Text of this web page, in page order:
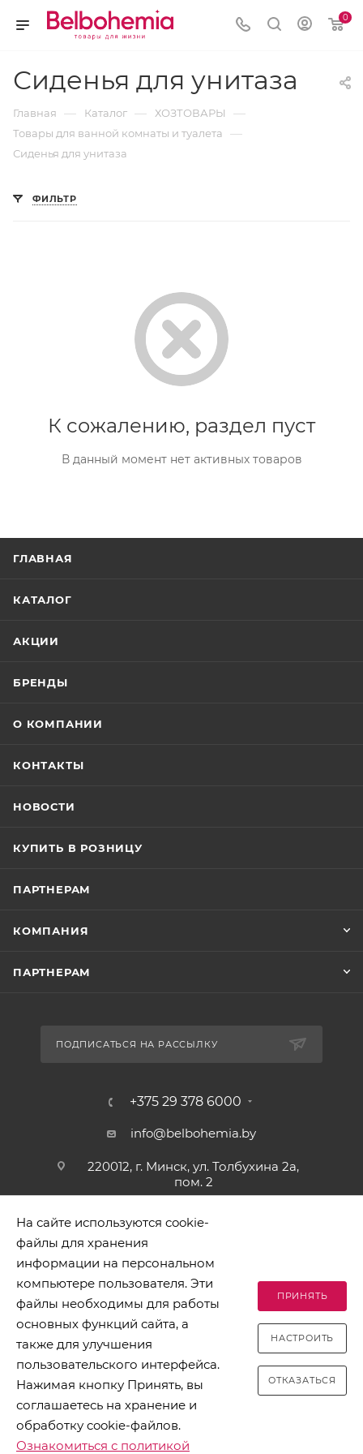
0
Сиденья для унитаза
Главная — Каталог — ХОЗТОВАРЫ —
Товары для ванной комнаты и туалета —
Сиденья для унитаза
ФИЛЬТР
К сожалению, раздел пуст
В данный момент нет активных товаров
ГЛАВНАЯ
КАТАЛОГ
АКЦИИ
БРЕНДЫ
О КОМПАНИИ
КОНТАКТЫ
НОВОСТИ
КУПИТЬ В РОЗНИЦУ
ПАРТНЕРАМ
КОМПАНИЯ
ПАРТНЕРАМ
ПОДПИСАТЬСЯ НА РАССЫЛКУ
+375 29 378 6000
info@belbohemia.by
220012, г. Минск, ул. Толбухина 2а,
пом. 2
2026 © БЕЛБОГЕМИЯ (c). Оптовая торговля посудой и
хозяйственными товарами. Адрес: 220012, г. Минск, ул.
Толбухина 2а, пом. 2, телефон 8-017-378-60-00
Разработано в Clickmedia
На сайте используются cookie-
файлы для хранения
информации на персональном
компьютере пользователя. Эти
файлы необходимы для работы
основных функций сайта, а
также для улучшения
пользовательского интерфейса.
Нажимая кнопку Принять, вы
соглашаетесь на хранение и
обработку cookie-файлов.
Ознакомиться с политикой
ПРИНЯТЬ
НАСТРОИТЬ
ОТКАЗАТЬСЯ